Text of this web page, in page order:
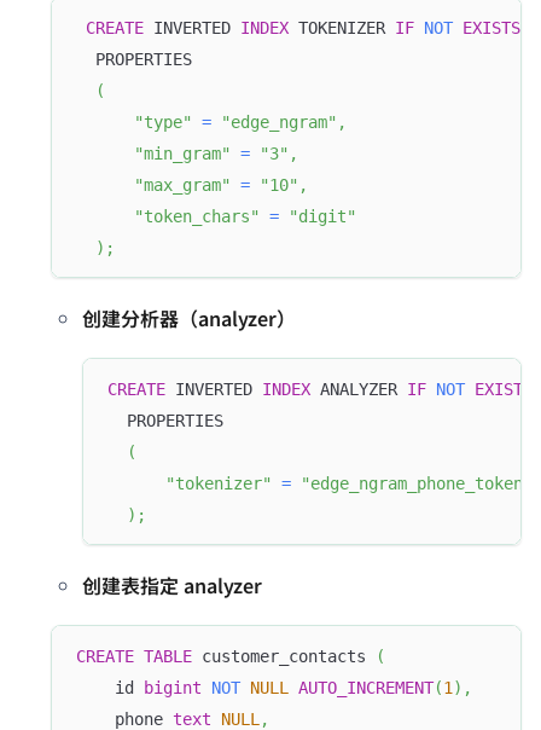
CREATE INVERTED INDEX TOKENIZER IF NOT EXISTS
  PROPERTIES
(
"type"
= "edge_ngram" ,
"min_gram"
= "3" ,
"max_gram"
= "10" ,
"token_chars"
=
"digit"
) ;
创建分析器（analyzer）
CREATE INVERTED INDEX ANALYZER IF NOT EXISTS
  PROPERTIES
(
"tokenizer"
=
) ;
创建表指定 analyzer
CREATE TABLE customer_contacts
(
    id
bigint NOT NULL AUTO_INCREMENT(1 ) ,
    phone
text NULL ,